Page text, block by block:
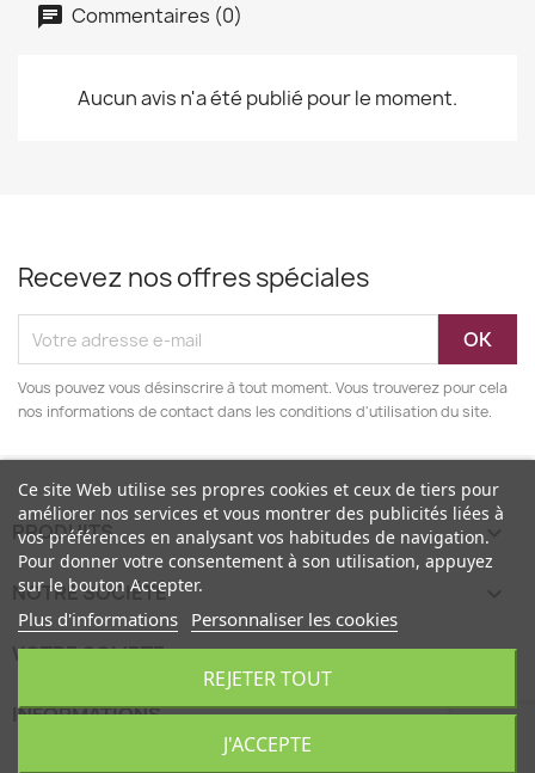
Commentaires (0)
Aucun avis n'a été publié pour le moment.
Recevez nos offres spéciales
Vous pouvez vous désinscrire à tout moment. Vous trouverez pour cela
nos informations de contact dans les conditions d'utilisation du site.
PRODUITS 
NOTRE SOCIÉTÉ
VOTRE COMPTE 
INFORMATIONS keyboard_arrow_down
Ce site Web utilise ses propres cookies et ceux de tiers pour
améliorer nos services et vous montrer des publicités liées à
vos préférences en analysant vos habitudes de navigation.
Pour donner votre consentement à son utilisation, appuyez
sur le bouton Accepter.
Plus d'informations Personnaliser les cookies
REJETER TOUT
J'ACCEPTE